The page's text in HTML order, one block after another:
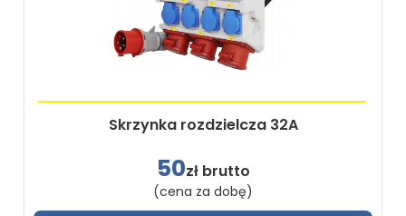
Skrzynka rozdzielcza 32A
50zł brutto
(cena za dobę)